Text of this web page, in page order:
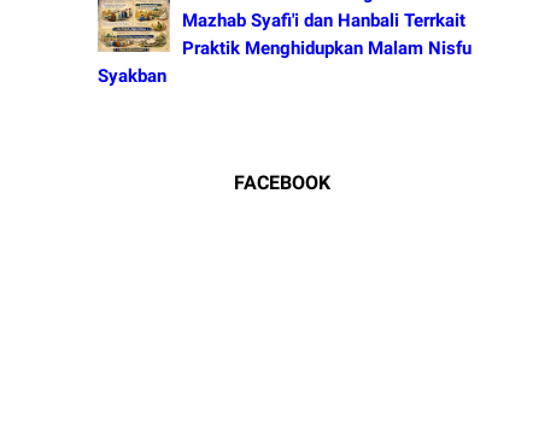
Mazhab Syafi'i dan Hanbali Terrkait
Praktik Menghidupkan Malam Nisfu
Syakban
FACEBOOK